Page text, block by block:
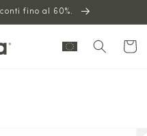
fino al 60%.
Carrello